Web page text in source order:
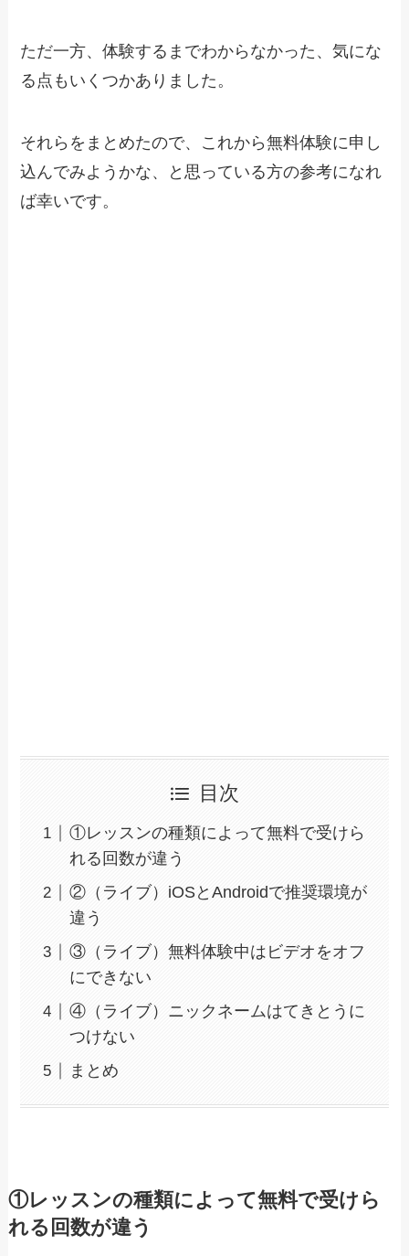
ただ一方、体験するまでわからなかった、気にな
る点もいくつかありました。
それらをまとめたので、これから無料体験に申し
込んでみようかな、と思っている方の参考になれ
ば幸いです。
目次
①レッスンの種類によって無料で受けら
れる回数が違う
②（ライブ）iOSとAndroidで推奨環境が
違う
③（ライブ）無料体験中はビデオをオフ
にできない
④（ライブ）ニックネームはてきとうに
つけない
まとめ
①レッスンの種類によって無料で受けら
れる回数が違う